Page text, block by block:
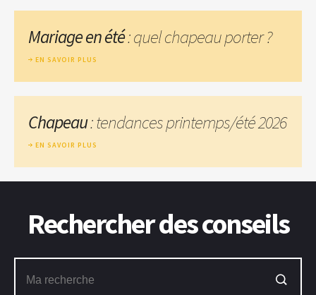
Mariage en été: quel chapeau porter ?
EN SAVOIR PLUS
Chapeau: tendances printemps/été 2026
EN SAVOIR PLUS
Rechercher des conseils